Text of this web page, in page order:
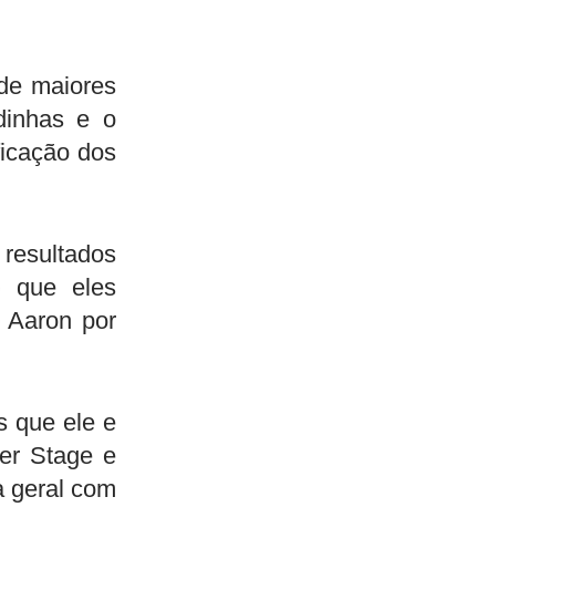
maiores
e o
dos
que eles
Aaron por
que ele e
Stage e
geral com